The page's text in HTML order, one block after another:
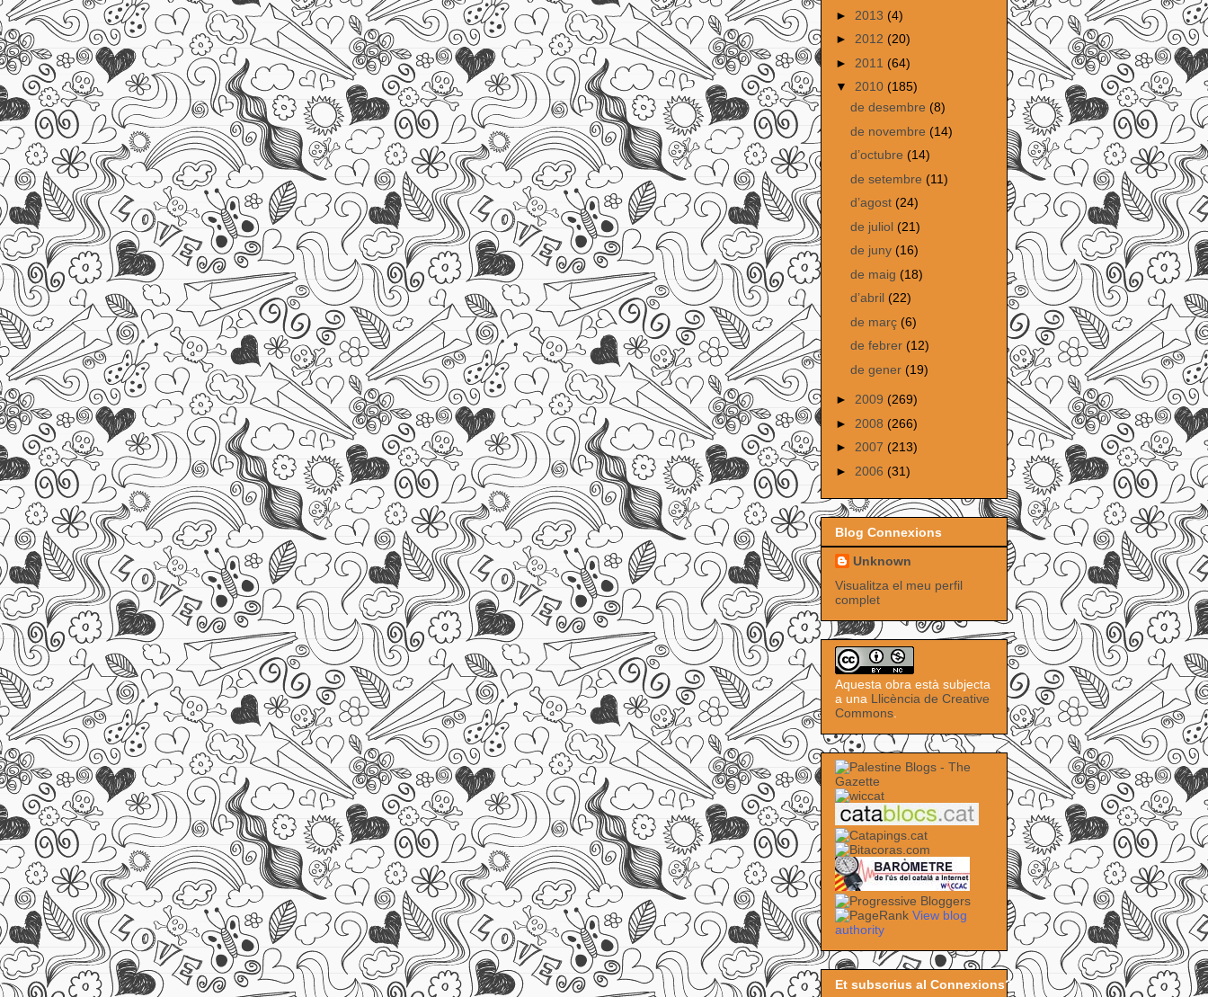
► 2013 (4)
► 2012 (20)
► 2011 (64)
▼ 2010 (185)
de desembre (8)
de novembre (14)
d’octubre (14)
de setembre (11)
d’agost (24)
de juliol (21)
de juny (16)
de maig (18)
d’abril (22)
de març (6)
de febrer (12)
de gener (19)
► 2009 (269)
► 2008 (266)
► 2007 (213)
► 2006 (31)
Blog Connexions
Unknown
Visualitza el meu perfil
complet
Aquesta obra està subjecta
a una Llicència de Creative
Commons
View blog
authority
Et subscrius al Connexions?